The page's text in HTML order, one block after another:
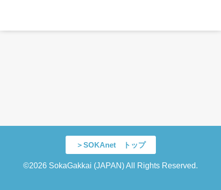
＞SOKAnet トップ
©2026 SokaGakkai (JAPAN) All Rights Reserved.